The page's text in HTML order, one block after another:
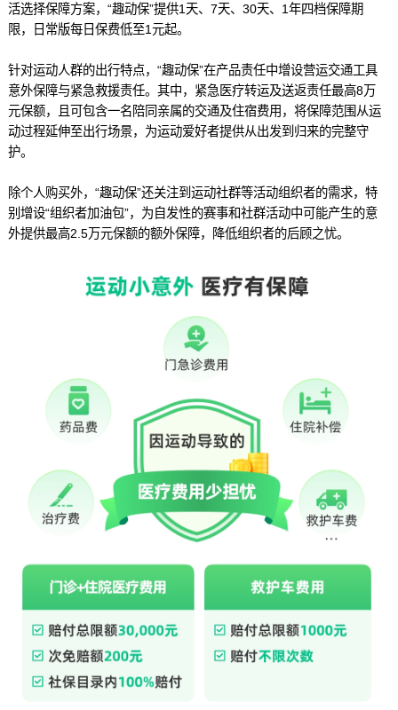
活选择保障方案，“趣动保”提供1天、7天、30天、1年四档保障期
限，日常版每日保费低至1元起。
针对运动人群的出行特点，“趣动保”在产品责任中增设营运交通工具
意外保障与紧急救援责任。其中，紧急医疗转运及送返责任最高8万
元保额，且可包含一名陪同亲属的交通及住宿费用，将保障范围从运
动过程延伸至出行场景，为运动爱好者提供从出发到归来的完整守
护。
除个人购买外，“趣动保”还关注到运动社群等活动组织者的需求，特
别增设“组织者加油包”，为自发性的赛事和社群活动中可能产生的意
外提供最高2.5万元保额的额外保障，降低组织者的后顾之忧。